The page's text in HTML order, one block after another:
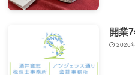
開業
2026